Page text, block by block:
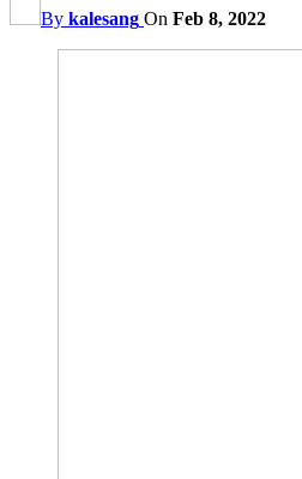
By kalesang On Feb 8, 2022